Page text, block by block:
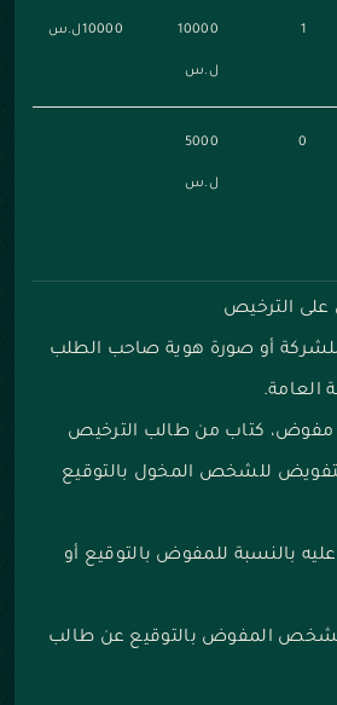
1
10000
ل.س
10000ل.س
0
5000
ل.س
الترخيص
أو صورة هوية صاحب الطلب
العامة.
مفوض، كتاب من طالب الترخيص
للشخص المخول بالتوقيع
بالنسبة للمفوض بالتوقيع أو
المفوض بالتوقيع عن طالب